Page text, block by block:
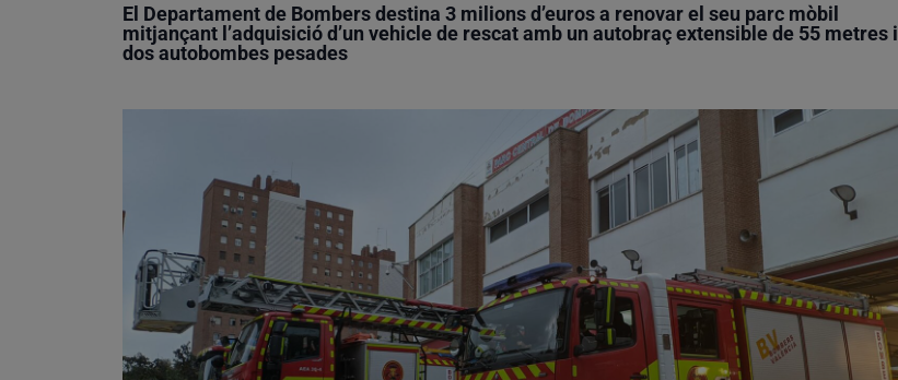
El Departament de Bombers destina 3 milions d’euros a renovar el seu parc mòbil
mitjançant l’adquisició d’un vehicle de rescat amb un autobraç extensible de 55 metres i
dos autobombes pesades